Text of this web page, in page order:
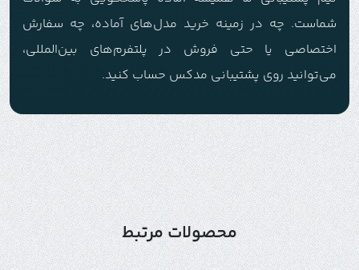
شماست. چه در زمینه خرید مدل‌های آماده، چه سفارش
اختصاصی یا حتی فروش در پلتفرم‌های بین‌المللی،
می‌توانید روی پشتیبانی مدکس حساب کنید.
محصولات مرتبط